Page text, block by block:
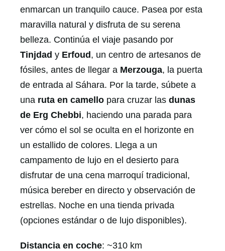
enmarcan un tranquilo cauce. Pasea por esta
maravilla natural y disfruta de su serena
belleza. Continúa el viaje pasando por
Tinjdad y Erfoud, un centro de artesanos de
fósiles, antes de llegar a Merzouga, la puerta
de entrada al Sáhara. Por la tarde, súbete a
una ruta en camello para cruzar las dunas
de Erg Chebbi, haciendo una parada para
ver cómo el sol se oculta en el horizonte en
un estallido de colores. Llega a un
campamento de lujo en el desierto para
disfrutar de una cena marroquí tradicional,
música bereber en directo y observación de
estrellas. Noche en una tienda privada
(opciones estándar o de lujo disponibles).
Distancia en coche: ~310 km